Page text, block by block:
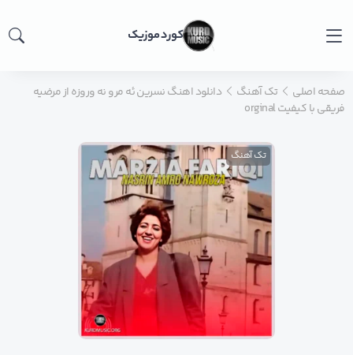
کورد موزیک
صفحه اصلی تک آهنگ
دانلود اهنگ نسرین ئه مرو نه وروزه از مرضیه
فریقی با کیفیت orginal
تک آهنگ